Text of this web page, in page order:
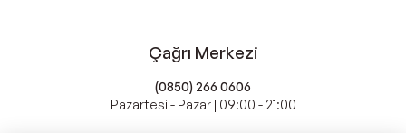
Çağrı Merkezi
(0850) 266 0606
Pazartesi - Pazar | 09:00 - 21:00